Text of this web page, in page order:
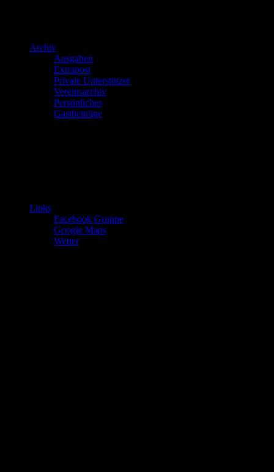
Archiv
Ausgaben
Extrapost
Private Unterstützer
Vereinsarchiv
Persönliches
Gastbeiträge
Links
Facebook Gruppe
Google Maps
Wetter